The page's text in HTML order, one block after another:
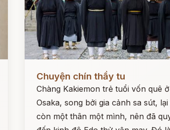
Chuyện chín thầy tu
Chàng Kakiemon trẻ tuổi vốn quê ở
Osaka, song bởi gia cảnh sa sút,
còn một thân một mình, nên đã